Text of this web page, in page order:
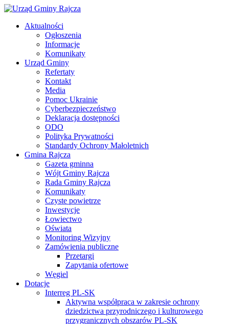
Aktualności
Ogłoszenia
Informacje
Komunikaty
Urząd Gminy
Refertaty
Kontakt
Media
Pomoc Ukrainie
Cyberbezpieczeństwo
Deklaracja dostępności
ODO
Polityka Prywatności
Standardy Ochrony Małoletnich
Gmina Rajcza
Gazeta gminna
Wójt Gminy Rajcza
Rada Gminy Rajcza
Komunikaty
Czyste powietrze
Inwestycje
Łowiectwo
Oświata
Monitoring Wizyjny
Zamówienia publiczne
Przetargi
Zapytania ofertowe
Węgiel
Dotacje
Interreg PL-SK
Aktywna współpraca w zakresie ochrony
dziedzictwa przyrodniczego i kulturowego
przygranicznych obszarów PL-SK